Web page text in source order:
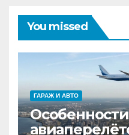
You missed
ГАРАЖ И АВТО
Особенности